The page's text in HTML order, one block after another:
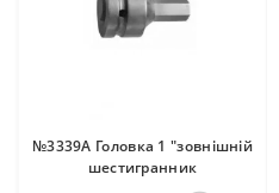
№3339A Головка 1 "зовнішній
шестигранник